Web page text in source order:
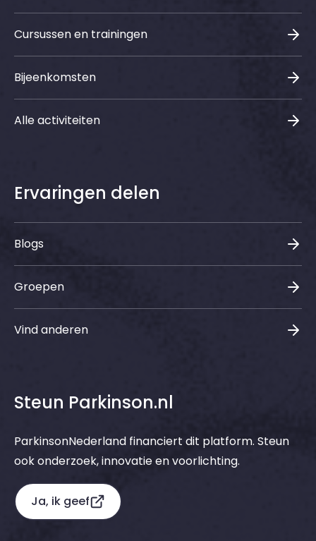
Cursussen en trainingen
Bijeenkomsten
Alle activiteiten
Ervaringen delen
Blogs
Groepen
Vind anderen
Steun Parkinson.nl
ParkinsonNederland financiert dit platform. Steun
ook onderzoek, innovatie en voorlichting.
Ja, ik geef